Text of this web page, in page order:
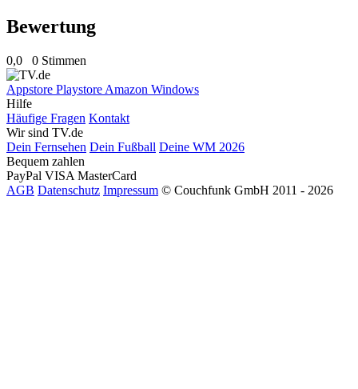
Bewertung
0,0 0 Stimmen
Appstore Playstore Amazon Windows
Hilfe
Häufige Fragen Kontakt
Wir sind TV.de
Dein Fernsehen Dein Fußball Deine WM 2026
Bequem zahlen
PayPal VISA MasterCard
AGB Datenschutz Impressum © Couchfunk GmbH 2011 - 2026